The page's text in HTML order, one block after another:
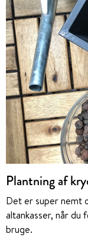
Plantning af
Det er super nemt
altankasser, når du
bruge.